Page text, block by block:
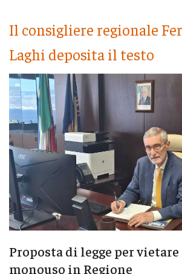
Il consigliere regionale
Laghi deposita il testo
Proposta di legge per
monouso in Regione